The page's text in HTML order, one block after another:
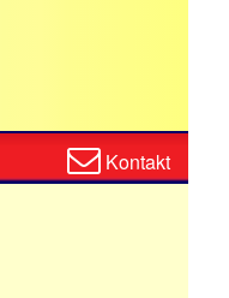
Kontaktformular
Kontakt